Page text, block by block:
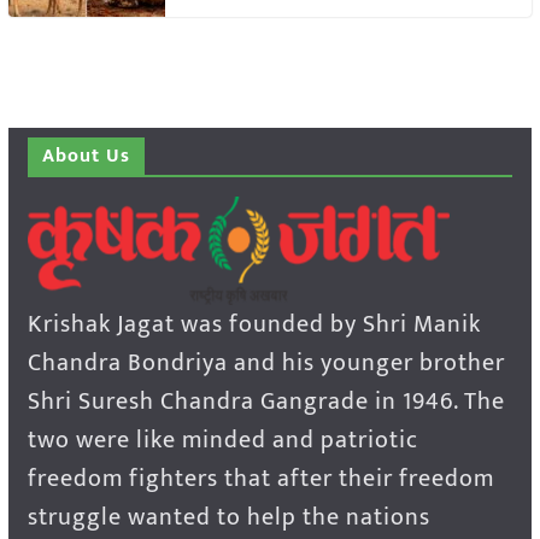
About Us
Krishak Jagat was founded by Shri Manik
Chandra Bondriya and his younger brother
Shri Suresh Chandra Gangrade in 1946. The
two were like minded and patriotic
freedom fighters that after their freedom
struggle wanted to help the nations